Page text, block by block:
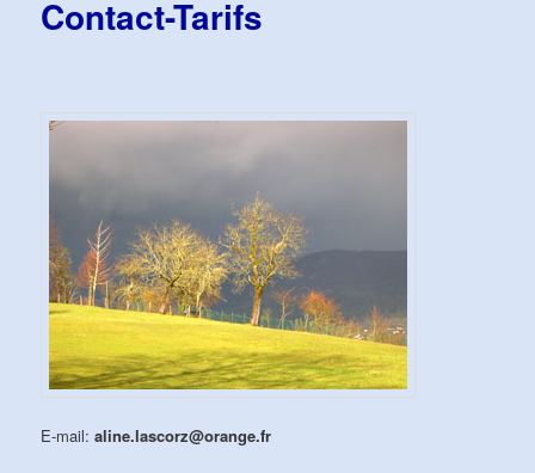
Contact-Tarifs
E-mail:aline.lascorz@orange.fr